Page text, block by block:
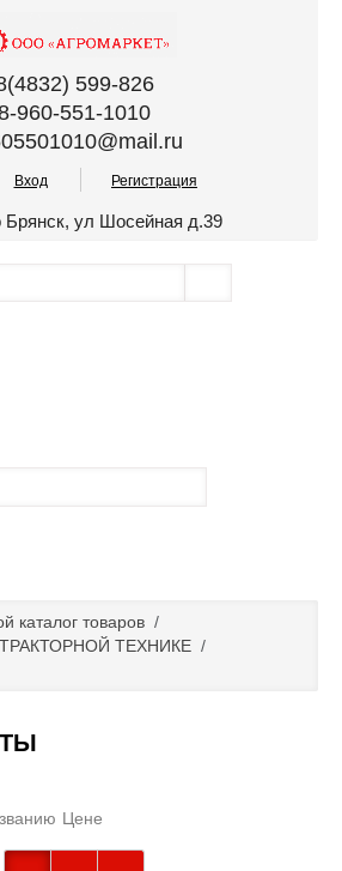
599-826
960-551-1010
Вход Регистрация
Брянск, ул Шосейная д.39
каталог товаров /
ТЕХНИКЕ /
Цене